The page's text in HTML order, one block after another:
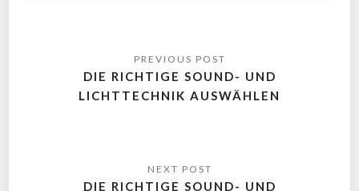
DIE RICHTIGE SOUND- UND
LICHTTECHNIK AUSWÄHLEN
DIE RICHTIGE SOUND- UND